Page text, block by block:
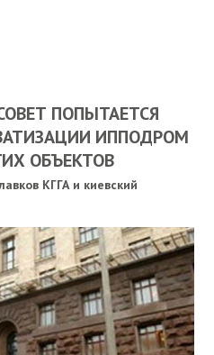
ПОПЫТАЕТСЯ
ИППОДРОМ
ОБЪЕКТОВ
КГГА и киевский